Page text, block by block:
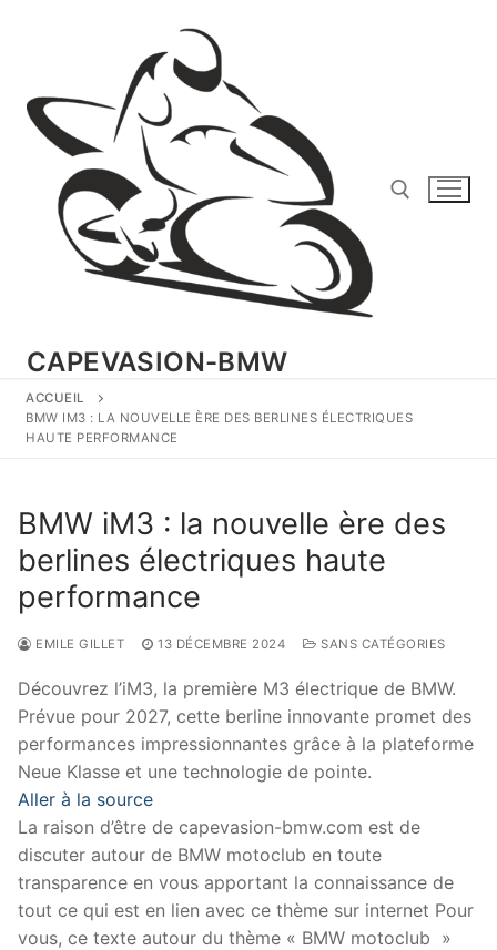
CAPEVASION-BMW
ACCUEIL
BMW IM3 : LA NOUVELLE ÈRE DES BERLINES ÉLECTRIQUES
HAUTE PERFORMANCE
BMW iM3 : la nouvelle ère des
berlines électriques haute
performance
EMILE GILLET 13 DÉCEMBRE 2024 SANS CATÉGORIES
Découvrez l’iM3, la première M3 électrique de BMW.
Prévue pour 2027, cette berline innovante promet des
performances impressionnantes grâce à la plateforme
Neue Klasse et une technologie de pointe.
Aller à la source
La raison d’être de capevasion-bmw.com est de
discuter autour de BMW motoclub en toute
transparence en vous apportant la connaissance de
tout ce qui est en lien avec ce thème sur internet Pour
vous, ce texte autour du thème « BMW motoclub »